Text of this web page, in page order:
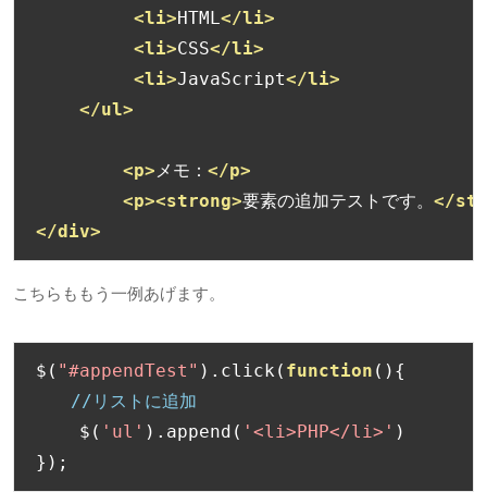
<li>HTML</li>
<li>CSS</li>
<li>JavaScript</li>
</ul>
<p>メモ： </p>
<p><strong>要素の追加テストです。 </
</div>
こちらももう一例あげます。
$ ( "#appendTest" ). click ( function (){
//リストに追加
    $
( 'ul' ). append ( '<li>PHP</li>' )
});